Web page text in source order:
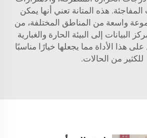
هذه المتانة تعني أنها يمكن
واسعة من المناطق المختلفة، من
البيانات إلى البيئة الحارة والغبارية
هذا الأداة مما يجعلها خيارًا مناسبًا
للكثير من الحالات.